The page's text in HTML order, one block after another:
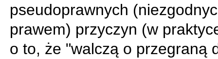
pseudoprawnych
prawem) przyczyn (w
o to, że "walczą o przegraną